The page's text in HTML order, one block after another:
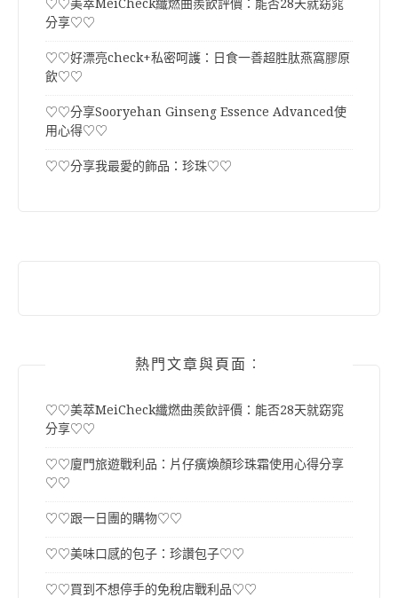
♡♡美萃MeiCheck纖燃曲羨飲評價：能否28天就窈窕
分享♡♡
♡♡好漂亮check+私密呵護：日食一善超胜肽燕窩膠原
飲♡♡
♡♡分享Sooryehan Ginseng Essence Advanced使
用心得♡♡
♡♡分享我最愛的飾品：珍珠♡♡
熱門文章與頁面︰
♡♡美萃MeiCheck纖燃曲羨飲評價：能否28天就窈窕
分享♡♡
♡♡廈門旅遊戰利品：片仔癀煥顏珍珠霜使用心得分享
♡♡
♡♡跟一日團的購物♡♡
♡♡美味口感的包子：珍讚包子♡♡
♡♡買到不想停手的免稅店戰利品♡♡